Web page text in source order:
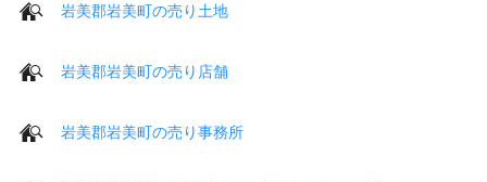
岩美郡岩美町の売り土地
岩美郡岩美町の売り店舗
岩美郡岩美町の売り事務所